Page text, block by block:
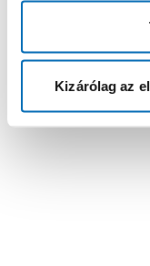
Kizárólag az